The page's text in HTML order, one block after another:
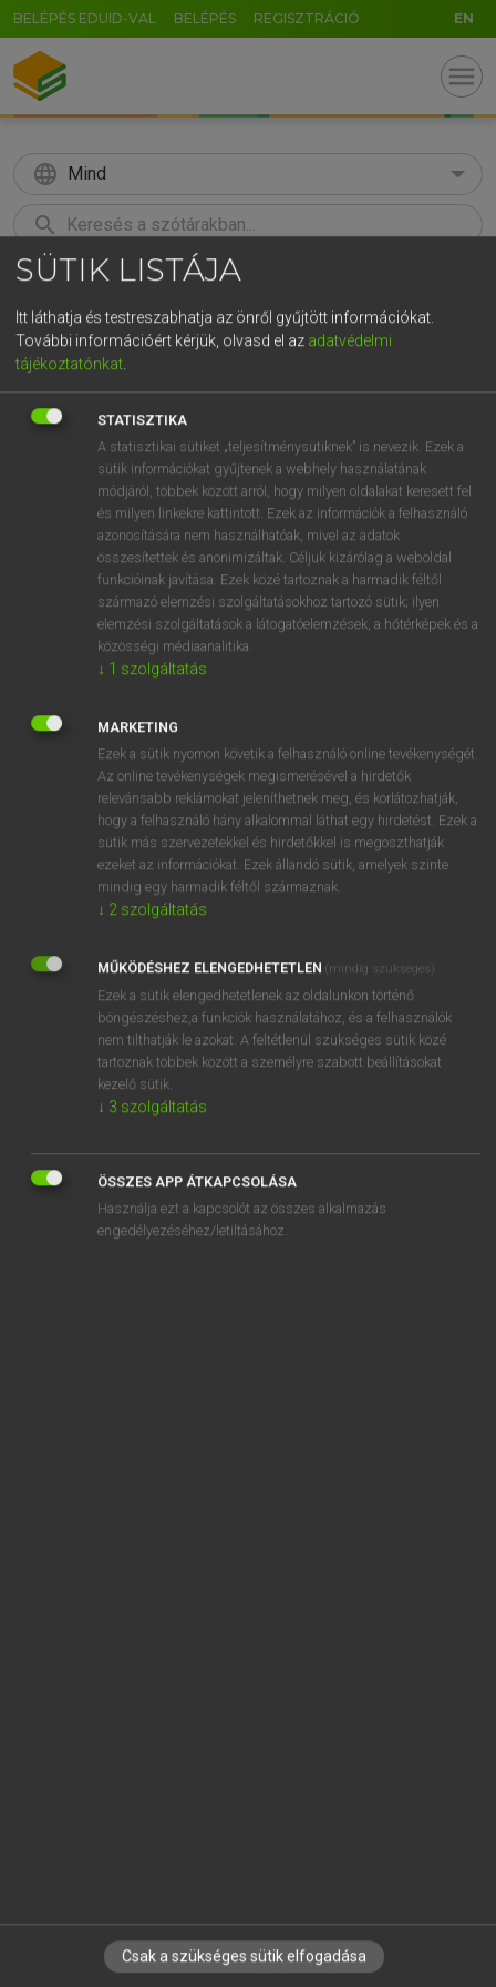
BELÉPÉS EDUID-VAL BELÉPÉS REGISZTRÁCIÓ EN
menu
language Mind
search
KERESÉS
Európai uniós terminológiai szótár
VAN ELŐFIZETÉSED?
Van előfizetésem a teljes szócikk megtekintéséhez.
BELÉPÉS
NINCS ELŐFIZETÉSED?
Nincs regisztrációm és előfizetésem. A szótár 2 órás,
díjmentes próbaverziójának elindításához regisztrálok és
belépek.
REGISZTRÁCIÓ
EURÓPAI UNIÓS TERMINOLÓGIAI SZÓTÁR
Kapcsolódó anyagok
abolition of any discrimination
abolition of customs duties
abolition of double taxation
IRATKOZZ FEL HÍRLEVELÜNKRE!
SÜTIK LISTÁJA
Itt láthatja és testreszabhatja az önről gyűjtött információkat.
További információért kérjük, olvasd el az adatvédelmi
tájékoztatónkat.
STATISZTIKA
A statisztikai sütiket „teljesítménysütiknek” is nevezik. Ezek a
sütik információkat gyűjtenek a webhely használatának
módjáról, többek között arról, hogy milyen oldalakat keresett fel
és milyen linkekre kattintott. Ezek az információk a felhasználó
azonosítására nem használhatóak, mivel az adatok
összesítettek és anonimizáltak. Céljuk kizárólag a weboldal
funkcióinak javítása. Ezek közé tartoznak a harmadik féltől
származó elemzési szolgáltatásokhoz tartozó sütik; ilyen
elemzési szolgáltatások a látogatóelemzések, a hőtérképek és a
közösségi médiaanalitika.
↓ 1 szolgáltatás
MARKETING
Ezek a sütik nyomon követik a felhasználó online tevékenységét.
Az online tevékenységek megismerésével a hirdetők
relevánsabb reklámokat jeleníthetnek meg, és korlátozhatják,
hogy a felhasználó hány alkalommal láthat egy hirdetést. Ezek a
sütik más szervezetekkel és hirdetőkkel is megoszthatják
ezeket az információkat. Ezek állandó sütik, amelyek szinte
mindig egy harmadik féltől származnak.
↓ 2 szolgáltatás
MŰKÖDÉSHEZ ELENGEDHETETLEN (mindig szükséges)
Ezek a sütik elengedhetetlenek az oldalunkon történő
böngészéshez,a funkciók használatához, és a felhasználók
nem tilthatják le azokat. A feltétlenül szükséges sütik közé
tartoznak többek között a személyre szabott beállításokat
kezelő sütik.
↓ 3 szolgáltatás
ÖSSZES APP ÁTKAPCSOLÁSA
Használja ezt a kapcsolót az összes alkalmazás
engedélyezéséhez/letiltásához.
Csak a szükséges sütik elfogadása
GR
t z u i o p
g h j k l é á ű Ω
n m , . AltGr